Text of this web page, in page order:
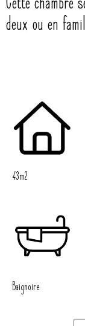
Cette chambre
deux ou en
43m2
Baignoire